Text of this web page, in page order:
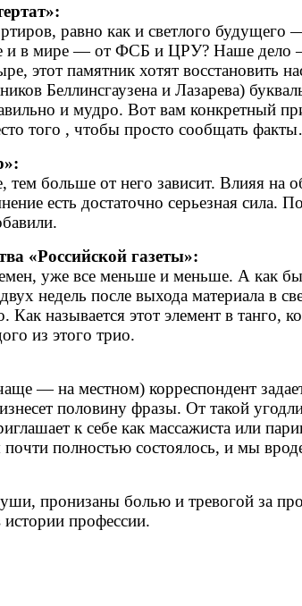
равно как и светлого
и в мире — от ФСБ и ЦРУ? Наше
этот памятник хотят восстановить
Беллинсгаузена и Лазарева)
и мудро. Вот вам конкретный
того , чтобы просто сообщать
больше от него зависит. Влияя на
есть достаточно серьезная сила.
«Российской газеты»:
уже все меньше и меньше. А как
недель после выхода материала в
Как называется этот элемент в
из этого трио.
— на местном) корреспондент
половину фразы. От такой
к себе как массажиста или
полностью состоялось, и мы
пронизаны болью и тревогой за
профессии.